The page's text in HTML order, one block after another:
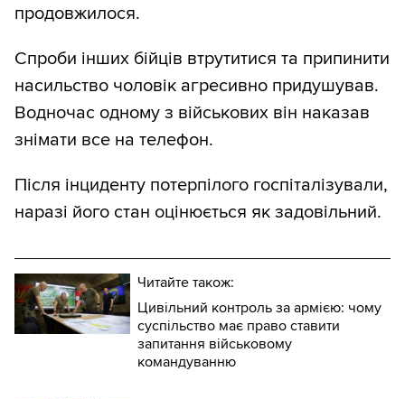
продовжилося.
Спроби інших бійців втрутитися та припинити
насильство чоловік агресивно придушував.
Водночас одному з військових він наказав
знімати все на телефон.
Після інциденту потерпілого госпіталізували,
наразі його стан оцінюється як задовільний.
Читайте також:
Цивільний контроль за армією: чому
суспільство має право ставити
запитання військовому
командуванню